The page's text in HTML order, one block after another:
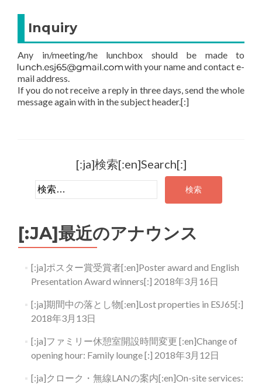
Inquiry
Any in/meeting/he lunchbox should be made to
with your name and contact e-
mail address.
If you do not receive a reply in three days, send the whole
message again with in the subject header.[:]
[:ja]検索[:en]Search[:]
検索:
[:JA]最近のアナウンス
[:ja]ポスター賞受賞者[:en]Poster award and English
Presentation Award winners[:] 2018年3月16日
[:ja]期間中の落とし物[:en]Lost properties in ESJ65[:]
2018年3月13日
[:ja]ファミリー休憩室開設時間変更 [:en]Change of
opening hour: Family lounge [:] 2018年3月12日
[:ja]クローク・無線LANの案内[:en]On-site services: